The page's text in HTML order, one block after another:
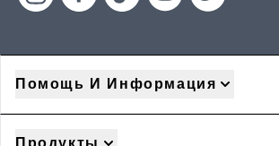
Помощь И Информация
Продукты